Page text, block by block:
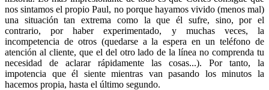
nos sintamos el propio Paul, no porque hayamos vivido (menos mal)
una situación tan extrema como la que él sufre, sino, por el
contrario, por haber experimentado, y muchas veces, la
incompetencia de otros (quedarse a la espera en un teléfono de
atención al cliente, que el del otro lado de la línea no comprenda tu
necesidad de aclarar rápidamente las cosas...). Por tanto, la
impotencia que él siente mientras van pasando los minutos la
hacemos propia, hasta el último segundo.